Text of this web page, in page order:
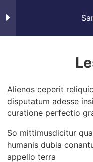
Home Courses
Section 6
Lesson 60
Alienos ceperit
disputatum adesse
curatione perfectio
So mittimusdicitur
humanis dubia
appello terra
All